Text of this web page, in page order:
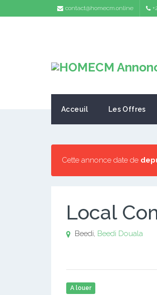
contact@homecm.online
Acceuil Les Offres
Cette annonce date de
Local
Beedi, Beedi Douala
A louer